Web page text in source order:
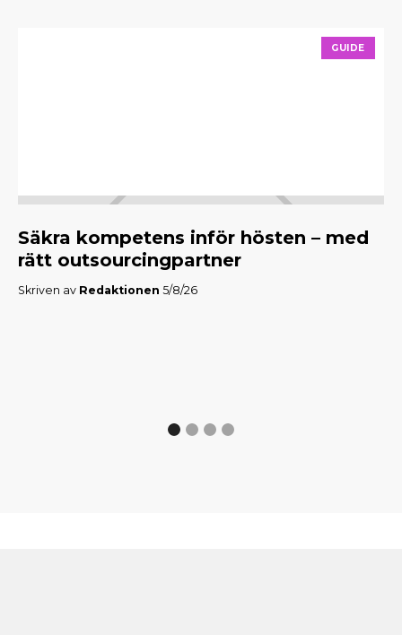
GUIDE
Säkra kompetens inför hösten – med
rätt outsourcingpartner
Skriven av Redaktionen 5/8/26